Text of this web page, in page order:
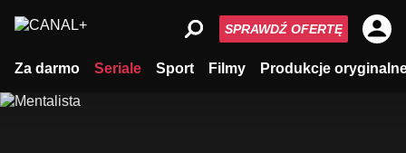
Za darmo Seriale Sport Filmy Produkcje
SPRAWDŹ OFERTĘ